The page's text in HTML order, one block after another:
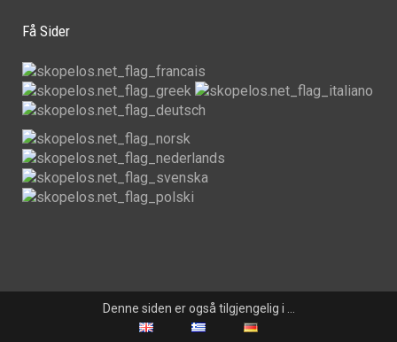
Få Sider
Denne siden er også tilgjengelig i …